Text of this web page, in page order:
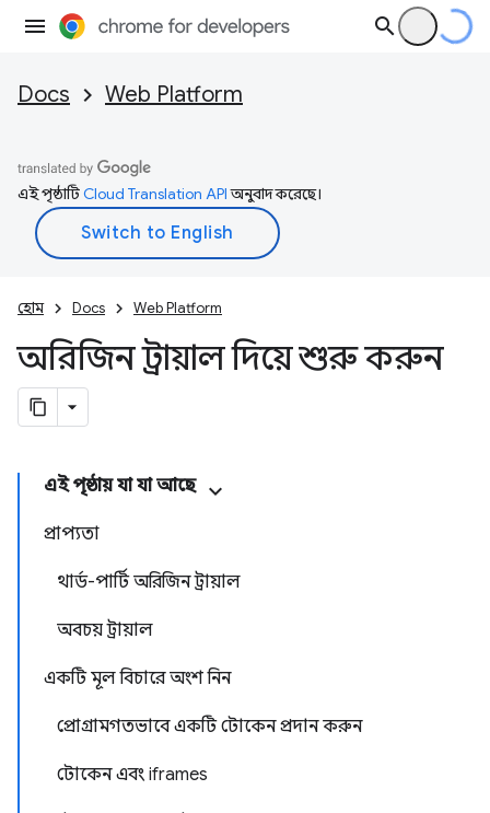
Docs Web Platform
এই পৃষ্ঠাটিCloud Translation APIঅনুবাদ করেছে।
হোম Docs Web Platform
অরিজিন ট্রায়াল দিয়ে শুরু করুন
এই পৃষ্ঠায় যা যা আছে
প্রাপ্যতা
থার্ড-পার্টি অরিজিন ট্রায়াল
অবচয় ট্রায়াল
একটি মূল বিচারে অংশ নিন
প্রোগ্রামগতভাবে একটি টোকেন প্রদান করুন
টোকেন এবং iframes